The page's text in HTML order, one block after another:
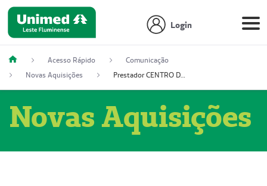
Login
Acesso Rápido
Comunicação
Novas Aquisições
Prestador CENTRO DE ONCOLOGIA
Novas Aquisições